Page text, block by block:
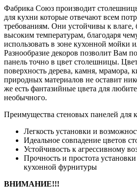
Фабрика Союз производит
для кухни которые отвечают всем
требованиям. Они устойчивы к
высоким температурам, благодаря
использовать в зоне кухонной мойки
Разнообразие декоров позволит Вам
панель точно в цвет столешницы.
поверхность дерева, камня, мрамора,
природных материалов не оставит
же есть фантазийные цвета для
необычного.
Преимущества стеновых панелей для
Легкость установки и
Идеальное совпадение цветов
Устойчивость к агрессивному
Прочность и простота
кухонной фурнитуры
ВНИМАНИЕ!!!